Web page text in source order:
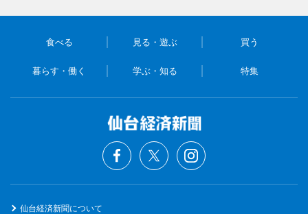
食べる 見る・遊ぶ 買う
暮らす・働く 学ぶ・知る 特集
仙台経済新聞について